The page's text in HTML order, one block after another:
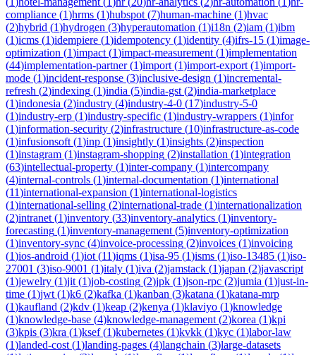
compliance (1)hrms (1)hubspot (7)human-machine (1)hvac
(2)hybrid (1)hydrogen (3)hyperautomation (1)i18n (2)iam (1)ibm
(1)icms (1)idempiere (1)idempotency (1)identity (4)ifrs-15 (1)image-
optimization (1)impact (1)impact-measurement (1)implementation
(44)implementation-partner(1)import (1)import-export (1)import-
mode (1)incident-response (3)inclusive-design (1)incremental-
refresh (2)indexing (1)india (5)india-gst (2)india-marketplace
(1)indonesia (2)industry (4)industry-4-0 (17)industry-5-0
(1)industry-erp (1)industry-specific (1)industry-wrappers (1)infor
(1)information-security (2)infrastructure (10)infrastructure-as-code
(1)infusionsoft (1)inp (1)insightly (1)insights (2)inspection
(1)instagram (1)instagram-shopping (2)installation (1)integration
(63)intellectual-property (1)inter-company (1)intercompany
(4)internal-controls (1)internal-documentation (1)international
(11)international-expansion (1)international-logistics
(1)international-selling (2)international-trade (1)internationalization
(2)intranet (1)inventory (33)inventory-analytics (1)inventory-
forecasting (1)inventory-management (5)inventory-optimization
(1)inventory-sync (4)invoice-processing (2)invoices (1)invoicing
(1)ios-android (1)iot (11)iqms (1)isa-95 (1)isms (1)iso-13485 (1)iso-
27001 (3)iso-9001 (1)italy (1)iva (2)jamstack (1)japan (2)javascript
(1)jewelry (1)jit (1)job-costing (2)jpk (1)json-rpc (2)jumia (1)just-in-
time (1)jwt (1)k6 (2)kafka (1)kanban (3)katana (1)katana-mrp
(1)kaufland (2)kdv (1)keap (2)kenya (1)klaviyo (1)knowledge
(1)knowledge-base (4)knowledge-management (2)korea (1)kpi
(3)kpis (3)kra (1)ksef(1)kubernetes (1)kvkk (1)kyc (1)labor-law
(1)landed-cost (1)landing-pages (4)langchain (3)large-datasets